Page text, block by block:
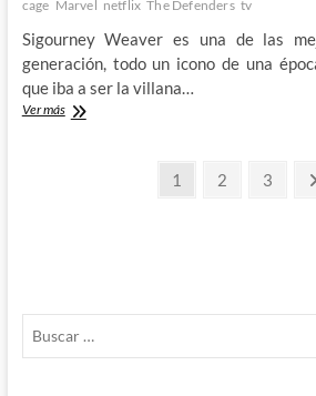
1º
Parte
cage Marvel netflix The Defenders tv
Sigourney Weaver es una de las
generación, todo un icono de una
que iba a ser la villana…
Ver másThe
Página
1 Página
2 Página
3